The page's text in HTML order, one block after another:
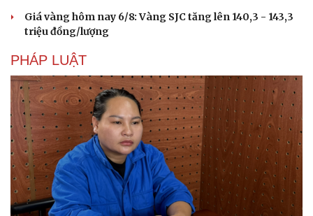
Giá vàng hôm nay 6/8: Vàng SJC tăng lên 140,3 - 143,3
triệu đồng/lượng
PHÁP LUẬT